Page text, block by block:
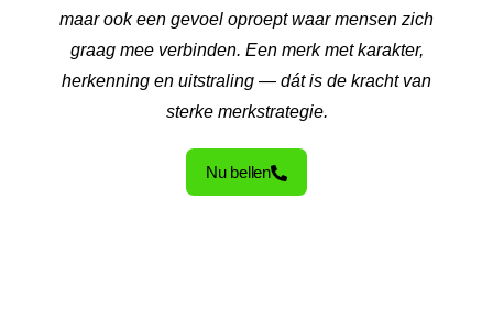
maar ook een gevoel oproept waar mensen zich
graag mee verbinden. Een merk met karakter,
herkenning en uitstraling — dát is de kracht van
sterke merkstrategie.
Nu bellen